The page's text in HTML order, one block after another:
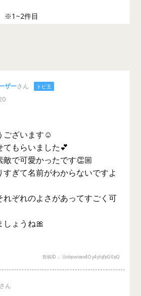
※1~2件目
ザーさん トピ主
ございます☺️
もらいました💕
で可愛かったです👏🏼
ぎて名前がわからないですよ
れぞれのよさがあってすごく可
しょうね🎀
投稿ID： Uobpwicex4Oy4yIqfpG0pQ
さん